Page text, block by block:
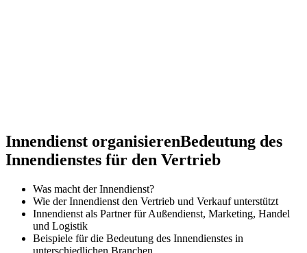
Innendienst organisierenBedeutung des
Innendienstes für den Vertrieb
Was macht der Innendienst?
Wie der Innendienst den Vertrieb und Verkauf unterstützt
Innendienst als Partner für Außendienst, Marketing, Handel
und Logistik
Beispiele für die Bedeutung des Innendienstes in
unterschiedlichen Branchen